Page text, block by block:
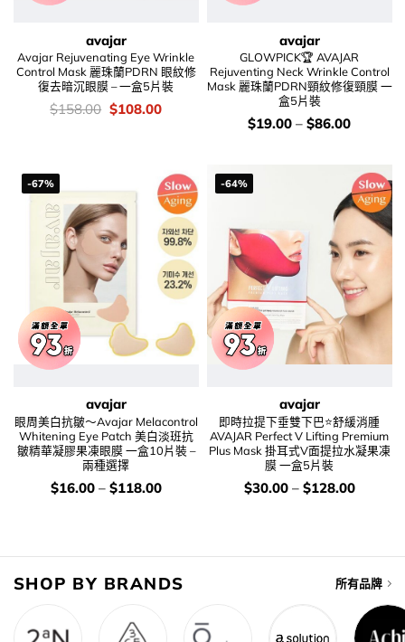
avajar
Avajar Rejuvenating Eye Wrinkle
Control Mask 麗珠蘭PDRN 眼紋修
復去暗沉眼膜 – 一盒5片裝
價
$158.00 Original
$108.00Current
avajar
GLOWPICK🏆 AVAJAR
Rejuventing Neck Wrinkle Control
Mask 麗珠蘭PDRN頸紋修復頸膜 一
盒5片裝
價
$19.00 – $86.00
-67%
avajar
眼周美白抗皺～Avajar Melacontrol
Whitening Eye Patch 美白淡班抗
皺精華凝膠果凍眼膜 一盒10片裝 –
兩種選擇
價
錢：
$16.00– $118.00
-64%
avajar
即時拉提下垂雙下巴⭐舒緩消腫
AVAJAR Perfect V Lifting Premium
Plus Mask 掛耳式V面提拉水凝果凍
膜 一盒5片裝
價
錢：
$30.00– $128.00
SHOP BY BRANDS 所有品牌